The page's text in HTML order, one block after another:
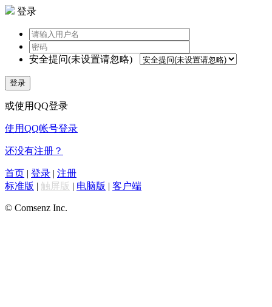
登录
安全提问(未设置请忽略)
登录
或使用QQ登录
使用QQ帐号登录
还没有注册？
首页 | 登录 | 注册
标准版 | 触屏版 | 电脑版 | 客户端
© Comsenz Inc.